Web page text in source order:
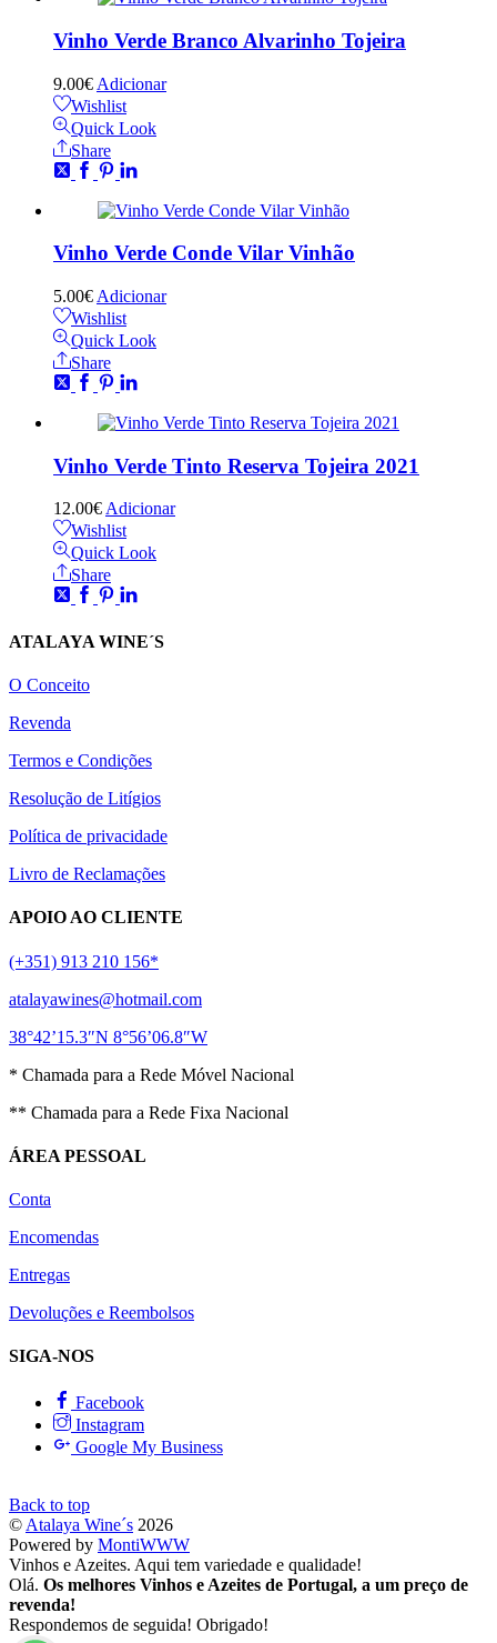
Vinho Verde Branco Alvarinho Tojeira
9.00€ Adicionar
Wishlist
Quick Look
Share
Vinho Verde Conde Vilar Vinhão
5.00€ Adicionar
Wishlist
Quick Look
Share
Vinho Verde Tinto Reserva Tojeira 2021
12.00€Adicionar
Wishlist
Quick Look
Share
ATALAYA WINE´S
O Conceito
Revenda
Termos e Condições
Resolução de Litígios
Política de privacidade
Livro de Reclamações
APOIO AO CLIENTE
(+351) 913 210 156*
atalayawines@hotmail.com
38°42’15.3″N 8°56’06.8″W
* Chamada para a Rede Móvel Nacional
** Chamada para a Rede Fixa Nacional
ÁREA PESSOAL
Conta
Encomendas
Entregas
Devoluções e Reembolsos
SIGA-NOS
Facebook
Instagram
Google My Business
Back to top
© Atalaya Wine´s 2026
Powered by MontiWWW
Vinhos e Azeites. Aqui tem variedade e qualidade!
Olá. Os melhores Vinhos e Azeites de Portugal, a um preço de
revenda!
Respondemos de seguida! Obrigado!